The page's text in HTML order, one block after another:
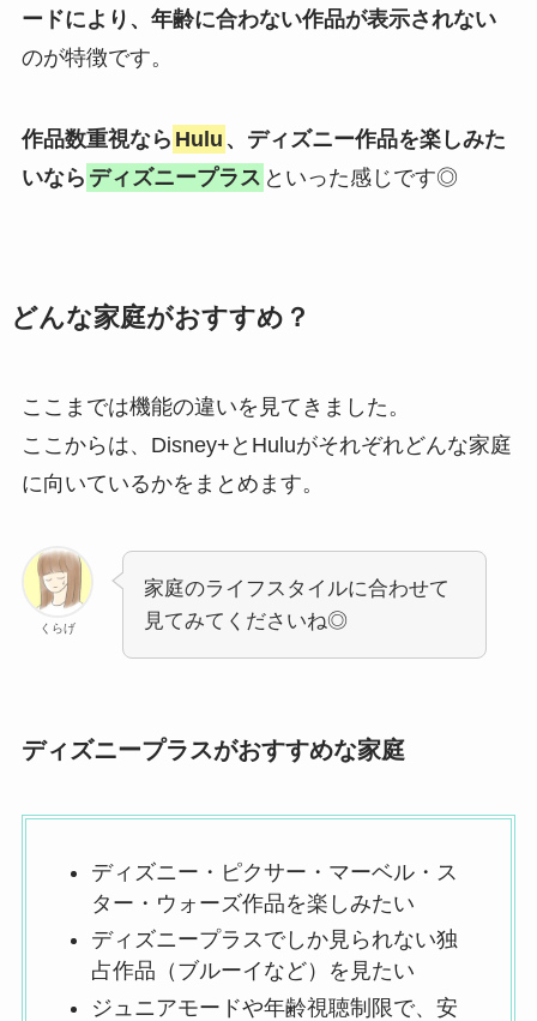
ードにより、年齢に合わない作品が表示されない
のが特徴です。
作品数重視なら Hulu 、ディズニー作品を楽しみた
いなら ディズニープラス といった感じです◎
どんな家庭がおすすめ？
ここまでは機能の違いを見てきました。
ここからは、Disney+とHuluがそれぞれどんな家庭
に向いているかをまとめます。
くらげ
家庭のライフスタイルに合わせて
見てみてくださいね◎
ディズニープラスがおすすめな家庭
ディズニー・ピクサー・マーベル・ス
ター・ウォーズ作品を楽しみたい
ディズニープラスでしか見られない独
占作品（ブルーイなど）を見たい
ジュニアモードや年齢視聴制限で、安